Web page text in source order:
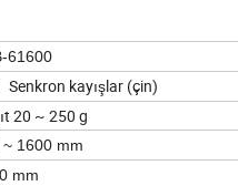
61600
Senkron kayışlar (çin)
20 ~ 250 g
1600 mm
mm